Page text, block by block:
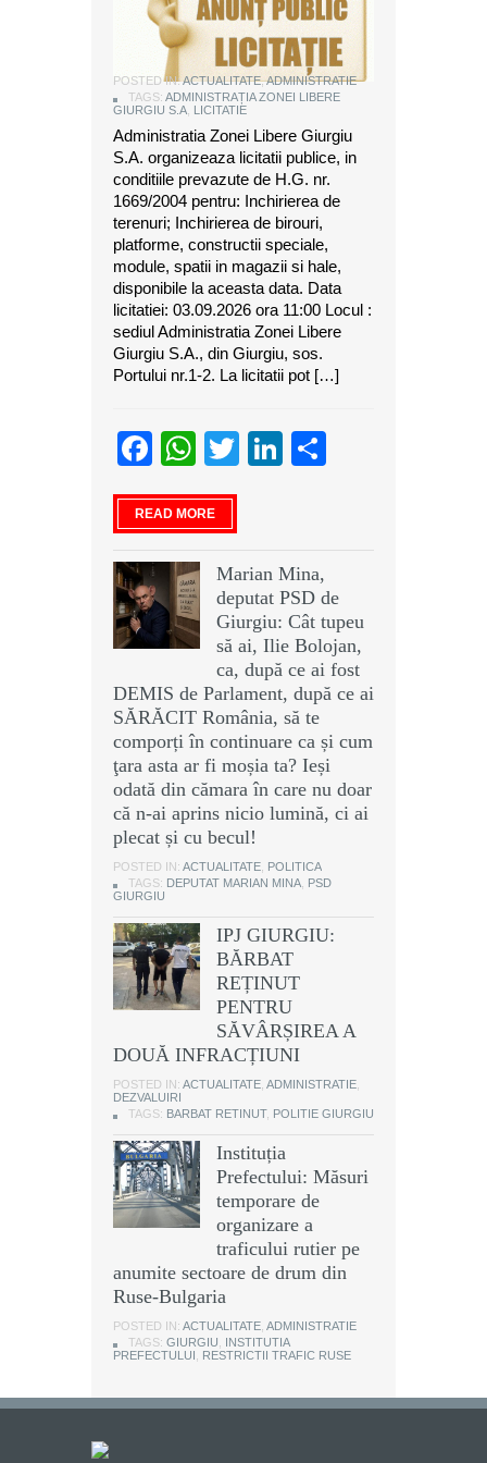
ANUNT DE LICITATIE
POSTED IN:ACTUALITATE,ADMINISTRATIE
TAGS: ADMINISTRAȚIA ZONEI LIBERE
GIURGIU S.A LICITATIE
Administratia Zonei Libere Giurgiu
S.A. organizeaza licitatii publice, in
conditiile prevazute de H.G. nr.
1669/2004 pentru: Inchirierea de
terenuri; Inchirierea de birouri,
platforme, constructii speciale,
module, spatii in magazii si hale,
disponibile la aceasta data. Data
licitatiei: 03.09.2026 ora 11:00 Locul :
sediul Administratia Zonei Libere
Giurgiu S.A., din Giurgiu, sos.
Portului nr.1-2. La licitatii pot […]
Facebook
WhatsApp
TwitterLinkedIn
READ MORE
Marian Mina,
deputat PSD de
Giurgiu: Cât tupeu
să ai, Ilie Bolojan,
ca, după ce ai fost
DEMIS de Parlament, după ce ai
SĂRĂCIT România, să te
comporți în continuare ca și cum
ţara asta ar fi moșia ta? Ieși
odată din cămara în care nu doar
că n-ai aprins nicio lumină, ci ai
plecat și cu becul!
POSTED IN: ACTUALITATE POLITICA
TAGS: DEPUTAT MARIAN MINA PSD
GIURGIU
IPJ GIURGIU:
BĂRBAT
REȚINUT
PENTRU
SĂVÂRȘIREA A
DOUĂ INFRACȚIUNI
POSTED IN: ACTUALITATE ADMINISTRATIE
DEZVALUIRI
TAGS: BARBAT RETINUT, POLITIE GIURGIU
Instituția
Prefectului: Măsuri
temporare de
organizare a
traficului rutier pe
anumite sectoare de drum din
Ruse-Bulgaria
POSTED IN: ACTUALITATE ADMINISTRATIE
TAGS: GIURGIU
INSTITUTIA
PREFECTULUI
RESTRICTII TRAFIC RUSE